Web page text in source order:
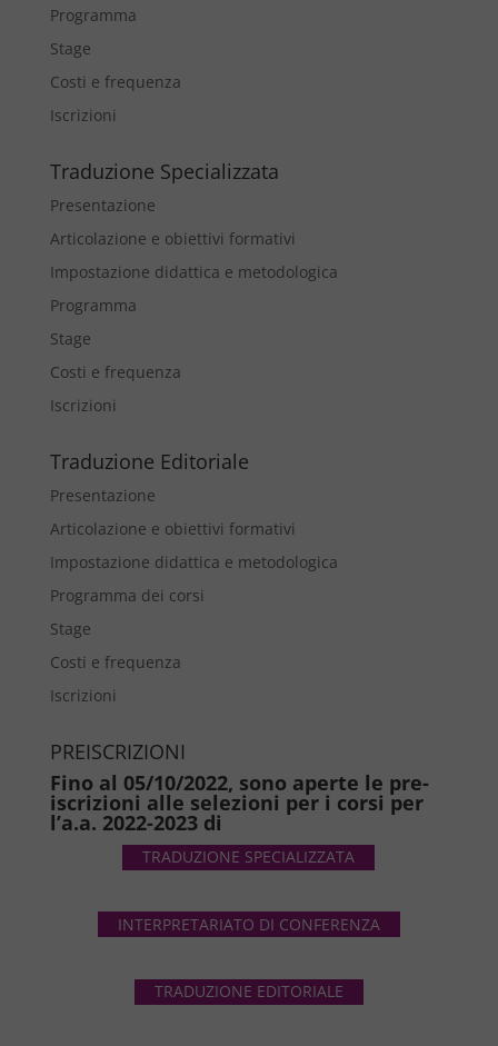
Programma
Stage
Costi e frequenza
Iscrizioni
Traduzione Specializzata
Presentazione
Articolazione e obiettivi formativi
Impostazione didattica e metodologica
Programma
Stage
Costi e frequenza
Iscrizioni
Traduzione Editoriale
Presentazione
Articolazione e obiettivi formativi
Impostazione didattica e metodologica
Programma dei corsi
Stage
Costi e frequenza
Iscrizioni
PREISCRIZIONI
Fino al 05/10/2022, sono aperte le pre-
iscrizioni alle selezioni per i corsi per
l’a.a. 2022-2023 di
TRADUZIONE SPECIALIZZATA
INTERPRETARIATO DI CONFERENZA
TRADUZIONE EDITORIALE